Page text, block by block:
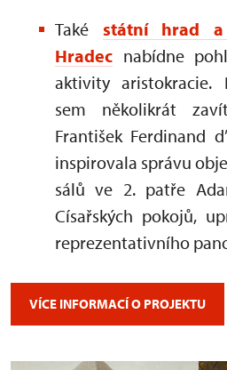
Také státní hrad a
Hradec nabídne
aktivity aristokracie.
sem několikrát
František Ferdinand
inspirovala správu
sálů ve 2. patře
Císařských pokojů,
reprezentativního
VÍCE INFORMACÍ O PROJEKTU